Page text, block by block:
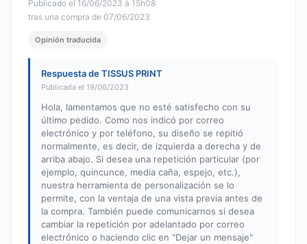
Publicado el 16/06/2023 à 15h08
tras una compra de 07/06/2023
Opinión traducida
Respuesta de TISSUS PRINT
Publicada el 19/06/2023
Hola, lamentamos que no esté satisfecho con su
último pedido. Como nos indicó por correo
electrónico y por teléfono, su diseño se repitió
normalmente, es decir, de izquierda a derecha y de
arriba abajo. Si desea una repetición particular (por
ejemplo, quincunce, media caña, espejo, etc.),
nuestra herramienta de personalización se lo
permite, con la ventaja de una vista previa antes de
la compra. También puede comunicarnos si desea
cambiar la repetición por adelantado por correo
electrónico o haciendo clic en "Dejar un mensaje"